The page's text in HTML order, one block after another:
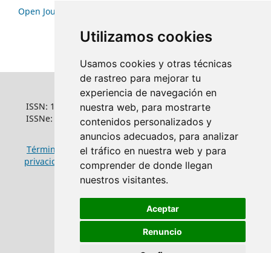
Utilizamos cookies
Usamos cookies y otras técnicas
de rastreo para mejorar tu
experiencia de navegación en
nuestra web, para mostrarte
contenidos personalizados y
anuncios adecuados, para analizar
el tráfico en nuestra web y para
comprender de donde llegan
nuestros visitantes.
Aceptar
Renuncio
Open Journal Systems
ISSN: 1022-6508
ISSNe: 1681-5653
Términos y condiciones de uso|Política de
privacidad
Política de cookies